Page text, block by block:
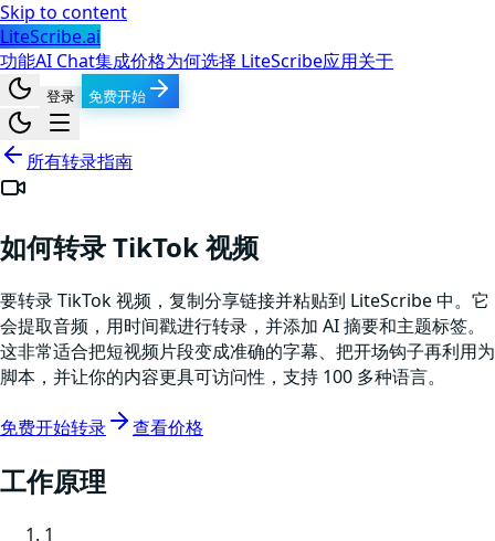
Skip to content
LiteScribe.ai
功能AI Chat集成价格为何选择 LiteScribe应用关于
登录 免费开始
所有转录指南
如何转录 TikTok 视频
要转录 TikTok 视频，复制分享链接并粘贴到 LiteScribe 中。它
会提取音频，用时间戳进行转录，并添加 AI 摘要和主题标签。
这非常适合把短视频片段变成准确的字幕、把开场钩子再利用为
脚本，并让你的内容更具可访问性，支持 100 多种语言。
免费开始转录 查看价格
工作原理
1